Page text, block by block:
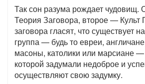
Так сон разума рождает чудовищ.
Теория Заговора, второе — Культ
заговора гласят, что существует
группа — будь то евреи,
масоны, католики или марсиане —
которой задумали недоброе и
осуществляют свою задумку.